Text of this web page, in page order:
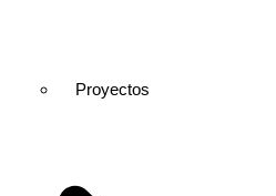
Proyectos